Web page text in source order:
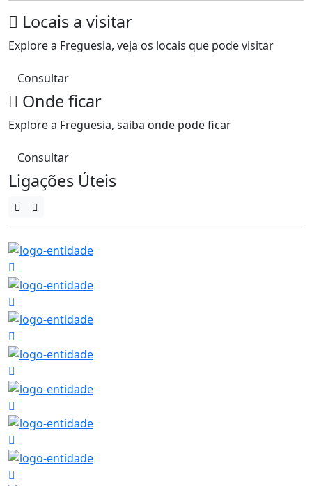
Locais a visitar
Explore a Freguesia, veja os locais que pode visitar
Consultar
Onde ficar
Explore a Freguesia, saiba onde pode ficar
Consultar
Ligações Úteis